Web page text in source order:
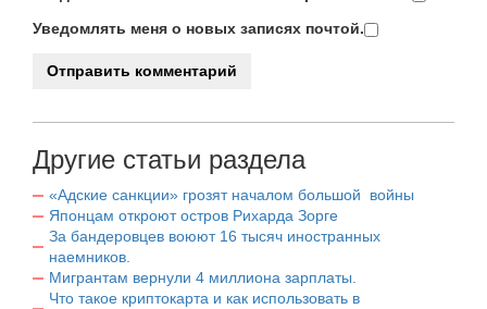
Уведомлять меня о новых записях почтой.
Другие статьи раздела
«Адские санкции» грозят началом большой войны
Японцам откроют остров Рихарда Зорге
За бандеровцев воюют 16 тысяч иностранных
наемников.
Мигрантам вернули 4 миллиона зарплаты.
Что такое криптокарта и как использовать в